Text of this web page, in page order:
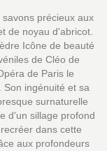
précieux aux
de noyau d'abricot.
Icône de beauté
de Cléo de
de Paris le
ingénuité et sa
surnaturelle
d'un sillage profond
dans cette
aux profondeurs